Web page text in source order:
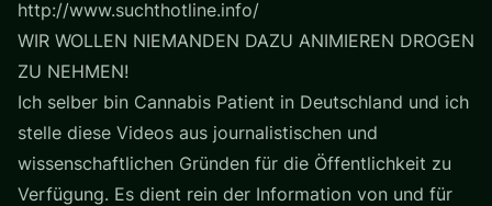
http://www.suchthotline.info/
WIR WOLLEN NIEMANDEN DAZU ANIMIEREN DROGEN
ZU NEHMEN!
Ich selber bin Cannabis Patient in Deutschland und ich
stelle diese Videos aus journalistischen und
wissenschaftlichen Gründen für die Öffentlichkeit zu
Verfügung. Es dient rein der Information von und für